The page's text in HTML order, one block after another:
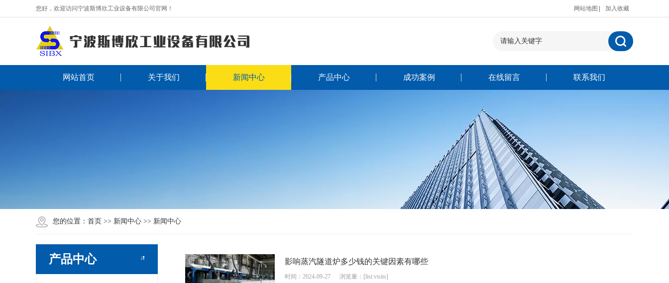
网站地图 加入收藏
您好，欢迎访问宁波斯博欣工业设备有限公司官网！
网站首页 关于我们 新闻中心 产品中心 成功案例 在线留言 联系我们
您的位置： 首页 >> 新闻中心 >> 新闻中心
产品中心 影响蒸汽隧道炉多少钱的关键因素有哪些
时间：2024-09-27 浏览量：[list:visits]